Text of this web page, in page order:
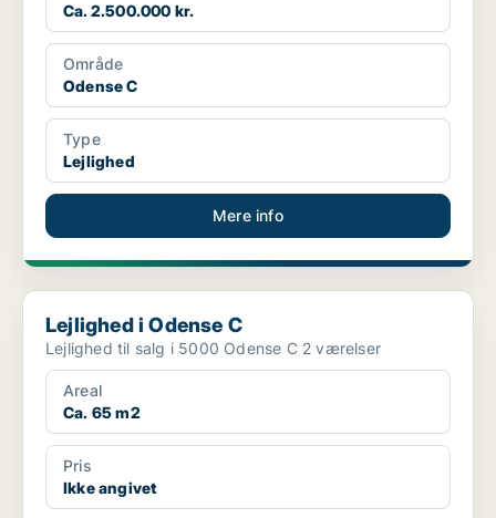
Ca. 2.500.000 kr.
Område
Odense C
Type
Lejlighed
Mere info
Lejlighed i Odense C
Lejlighed i Odense C
Lejlighed til salg i 5000 Odense C 2 værelser
Areal
Ca. 65 m2
Pris
Ikke angivet